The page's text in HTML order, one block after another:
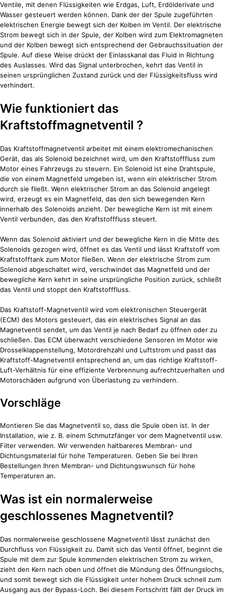
Ventile, mit denen Flüssigkeiten wie Erdgas, Luft, Erdölderivate und
Wasser gesteuert werden können. Dank der der Spule zugeführten
elektrischen Energie bewegt sich der Kolben im Ventil. Der elektrische
Strom bewegt sich in der Spule, der Kolben wird zum Elektromagneten
und der Kolben bewegt sich entsprechend der Gebrauchssituation der
Spule. Auf diese Weise drückt der Einlasskanal das Fluid in Richtung
des Auslasses. Wird das Signal unterbrochen, kehrt das Ventil in
seinen ursprünglichen Zustand zurück und der Flüssigkeitsfluss wird
verhindert.
Wie funktioniert das
Kraftstoffmagnetventil ?
Das Kraftstoffmagnetventil arbeitet mit einem elektromechanischen
Gerät, das als Solenoid bezeichnet wird, um den Kraftstofffluss zum
Motor eines Fahrzeugs zu steuern. Ein Solenoid ist eine Drahtspule,
die von einem Magnetfeld umgeben ist, wenn ein elektrischer Strom
durch sie fließt. Wenn elektrischer Strom an das Solenoid angelegt
wird, erzeugt es ein Magnetfeld, das den sich bewegenden Kern
innerhalb des Solenoids anzieht. Der bewegliche Kern ist mit einem
Ventil verbunden, das den Kraftstofffluss steuert.
Wenn das Solenoid aktiviert und der bewegliche Kern in die Mitte des
Solenoids gezogen wird, öffnet es das Ventil und lässt Kraftstoff vom
Kraftstofftank zum Motor fließen. Wenn der elektrische Strom zum
Solenoid abgeschaltet wird, verschwindet das Magnetfeld und der
bewegliche Kern kehrt in seine ursprüngliche Position zurück, schließt
das Ventil und stoppt den Kraftstofffluss.
Das Kraftstoff-Magnetventil wird vom elektronischen Steuergerät
(ECM) des Motors gesteuert, das ein elektrisches Signal an das
Magnetventil sendet, um das Ventil je nach Bedarf zu öffnen oder zu
schließen. Das ECM überwacht verschiedene Sensoren im Motor wie
Drosselklappenstellung, Motordrehzahl und Luftstrom und passt das
Kraftstoff-Magnetventil entsprechend an, um das richtige Kraftstoff-
Luft-Verhältnis für eine effiziente Verbrennung aufrechtzuerhalten und
Motorschäden aufgrund von Überlastung zu verhindern.
Vorschläge
Montieren Sie das Magnetventil so, dass die Spule oben ist. In der
Installation, wie z. B. einem Schmutzfänger vor dem Magnetventil usw.
Filter verwenden. Wir verwenden haltbareres Membran- und
Dichtungsmaterial für hohe Temperaturen. Geben Sie bei Ihren
Bestellungen Ihren Membran- und Dichtungswunsch für hohe
Temperaturen an.
Was ist ein normalerweise
geschlossenes Magnetventil?
Das normalerweise geschlossene Magnetventil lässt zunächst den
Durchfluss von Flüssigkeit zu. Damit sich das Ventil öffnet, beginnt die
Spule mit dem zur Spule kommenden elektrischen Strom zu wirken,
zieht den Kern nach oben und öffnet die Mündung des Öffnungslochs,
und somit bewegt sich die Flüssigkeit unter hohem Druck schnell zum
Ausgang aus der Bypass-Loch. Bei diesem Fortschritt fällt der Druck im